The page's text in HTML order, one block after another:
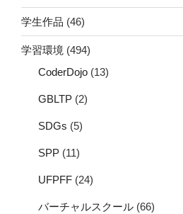
学生作品 (46)
学習環境 (494)
CoderDojo (13)
GBLTP (2)
SDGs (5)
SPP (11)
UFPFF (24)
バーチャルスクール (66)